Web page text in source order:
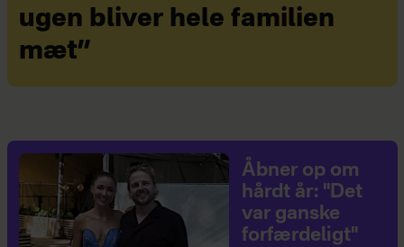
ugen bliver hele familien
mæt”
Åbner op om
hårdt år: "Det
var ganske
forfærdeligt"